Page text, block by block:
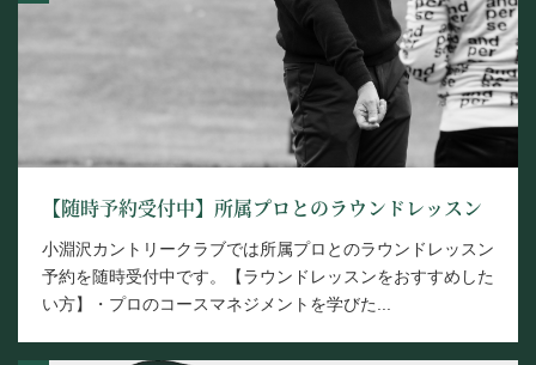
【随時予約受付中】所属プロとのラウンドレッスン
小淵沢カントリークラブでは所属プロとのラウンドレッスン
予約を随時受付中です。【ラウンドレッスンをおすすめした
い方】・プロのコースマネジメントを学びた...